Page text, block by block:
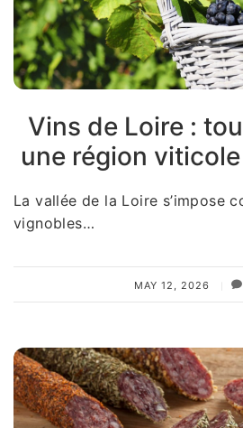
Vins de Loire :
une région viticole
La vallée de la Loire s’impose
vignobles…
MAY 12, 2026